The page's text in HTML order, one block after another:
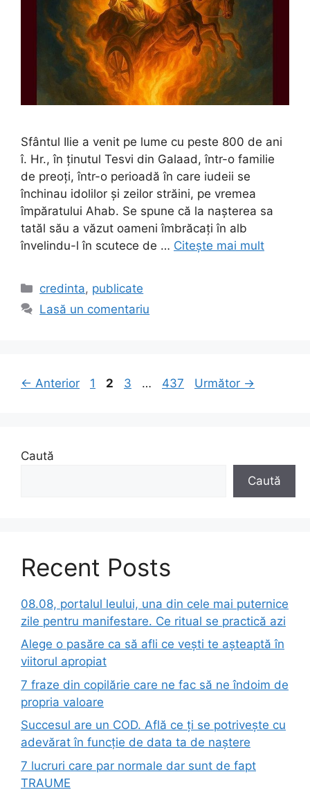
Sfântul Ilie a venit pe lume cu peste 800 de ani
î. Hr., în ţinutul Tesvi din Galaad, într-o familie
de preoţi, într-o perioadă în care iudeii se
închinau idolilor şi zeilor străini, pe vremea
împăratului Ahab. Se spune că la naşterea sa
tatăl său a văzut oameni îmbrăcaţi în alb
învelindu-l în scutece de … Citește mai mult
Categorii
credinta, publicate
Lasă un comentariu
← Anterior Pagina
1 Pagina
2 Pagina
3 … Pagina
437 Următor →
Caută
Caută
Recent Posts
08.08, portalul leului, una din cele mai puternice
zile pentru manifestare. Ce ritual se practică azi
Alege o pasăre ca să afli ce vești te așteaptă în
viitorul apropiat
7 fraze din copilărie care ne fac să ne îndoim de
propria valoare
Succesul are un COD. Află ce ți se potrivește cu
adevărat în funcție de data ta de naștere
7 lucruri care par normale dar sunt de fapt
TRAUME